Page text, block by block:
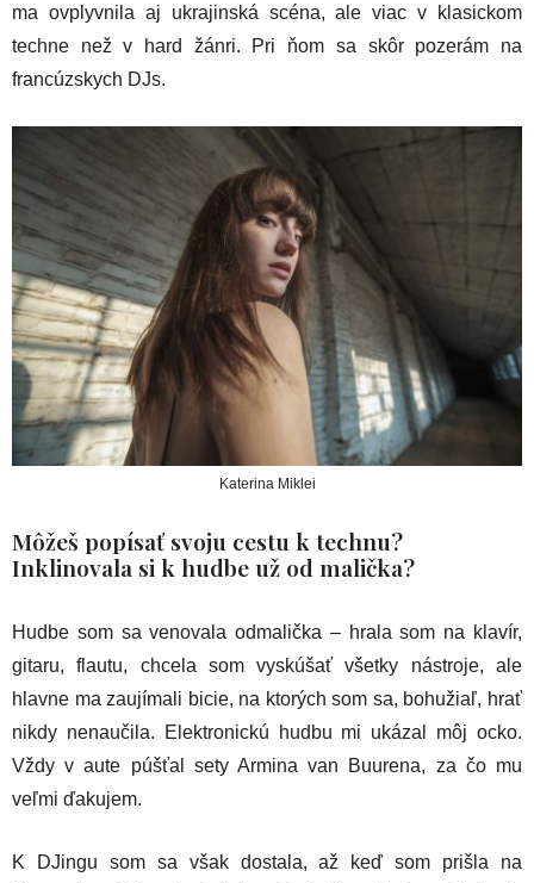
ma ovplyvnila aj ukrajinská scéna, ale viac v klasickom
techne než v hard žánri. Pri ňom sa skôr pozerám na
francúzskych DJs.
Katerina Miklei
Môžeš popísať svoju cestu k technu?
Inklinovala si k hudbe už od malička?
Hudbe som sa venovala odmalička – hrala som na klavír,
gitaru, flautu, chcela som vyskúšať všetky nástroje, ale
hlavne ma zaujímali bicie, na ktorých som sa, bohužiaľ, hrať
nikdy nenaučila. Elektronickú hudbu mi ukázal môj ocko.
Vždy v aute púšťal sety Armina van Buurena, za čo mu
veľmi ďakujem.
K DJingu som sa však dostala, až keď som prišla na